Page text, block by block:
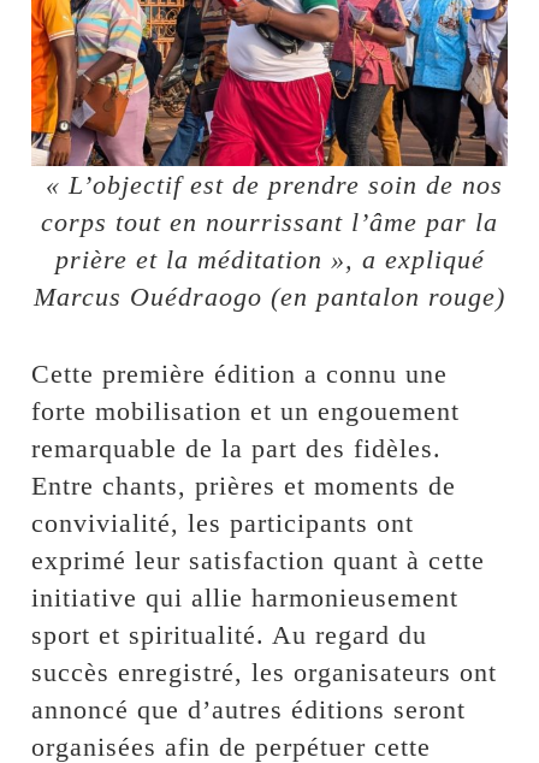
« L’objectif est de prendre soin de nos
corps tout en nourrissant l’âme par la
prière et la méditation », a expliqué
Marcus Ouédraogo (en pantalon rouge)
Cette première édition a connu une
forte mobilisation et un engouement
remarquable de la part des fidèles.
Entre chants, prières et moments de
convivialité, les participants ont
exprimé leur satisfaction quant à cette
initiative qui allie harmonieusement
sport et spiritualité. Au regard du
succès enregistré, les organisateurs ont
annoncé que d’autres éditions seront
organisées afin de perpétuer cette